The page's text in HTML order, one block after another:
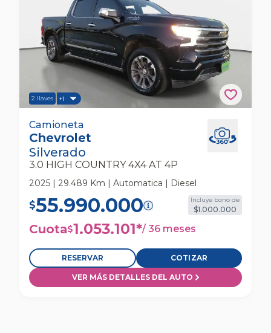
2 llaves +1
Chevrolet Silverado 3.0 High Country 4x4 At
4p Camioneta
Camioneta
Chevrolet
Silverado
3.0 HIGH COUNTRY 4X4 AT 4P
2025 | 29.489 Km | Automatica | Diesel
$55.990.000 Incluye bono de
$1.000.000
Cuota$1.053.101*/ 36 meses
RESERVAR COTIZAR
VER MÁS DETALLES DEL AUTO